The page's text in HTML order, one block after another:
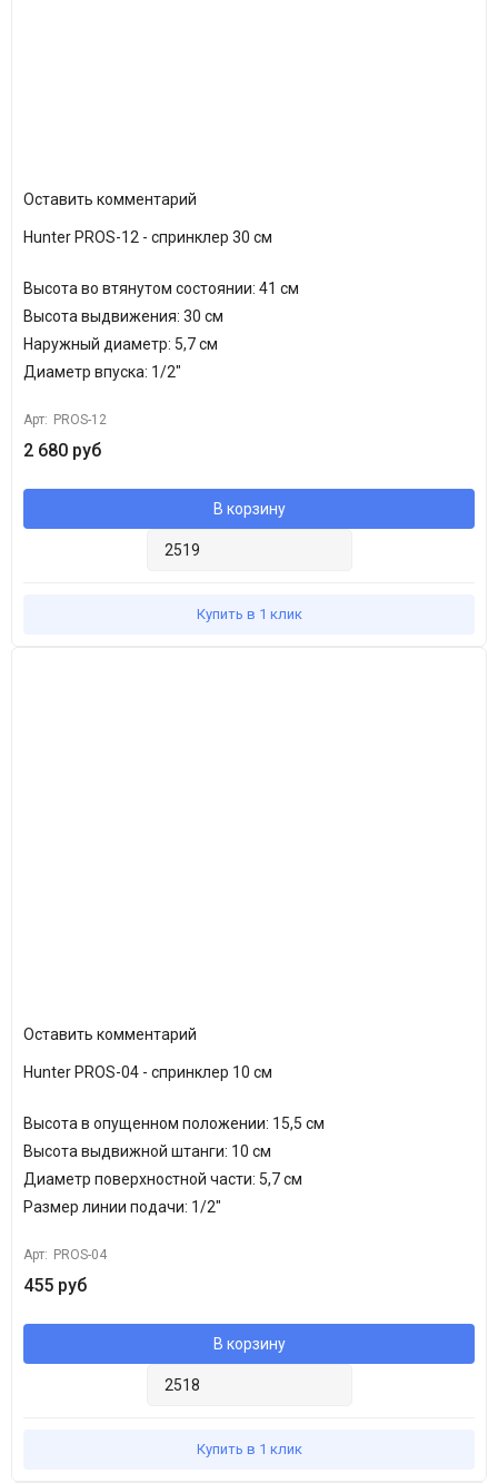
Оставить комментарий
Hunter PROS-12 - спринклер 30 см
Высота во втянутом состоянии: 41 см
Высота выдвижения: 30 см
Наружный диаметр: 5,7 см
Диаметр впуска: 1/2"
Арт: PROS-12
2 680 руб
В корзину
Купить в 1 клик
Оставить комментарий
Hunter PROS-04 - спринклер 10 см
Высота в опущенном положении: 15,5 см
Высота выдвижной штанги: 10 см
Диаметр поверхностной части: 5,7 см
Размер линии подачи: 1/2"
Арт: PROS-04
455 руб
В корзину
Купить в 1 клик